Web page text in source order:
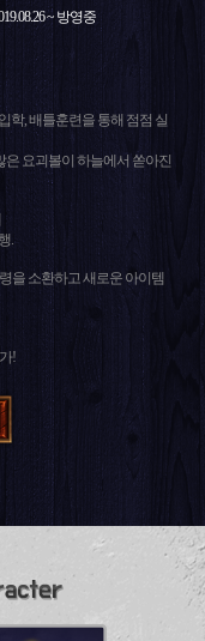
~ 방영중
학, 배틀훈련을 통해 점점 실
은 요괴볼이 하늘에서 쏟아진
.
을 소환하고 새로운 아이템
!